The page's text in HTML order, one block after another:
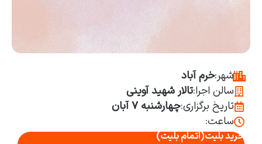
شهر:خرم آباد
سالن اجرا:تالار شهید آوینی
تاریخ برگزاری:چهارشنبه ۷ آبان
ساعت:
خرید بلیت(اتمام بلیت)